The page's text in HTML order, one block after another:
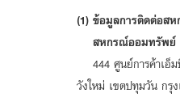
(1) ข้อมูลการติดต่อส
สหกรณ์ออมทรัพย์
444 ศูนย์การค้าเอ็
วังใหม่ เขตปทุมวัน กรุ